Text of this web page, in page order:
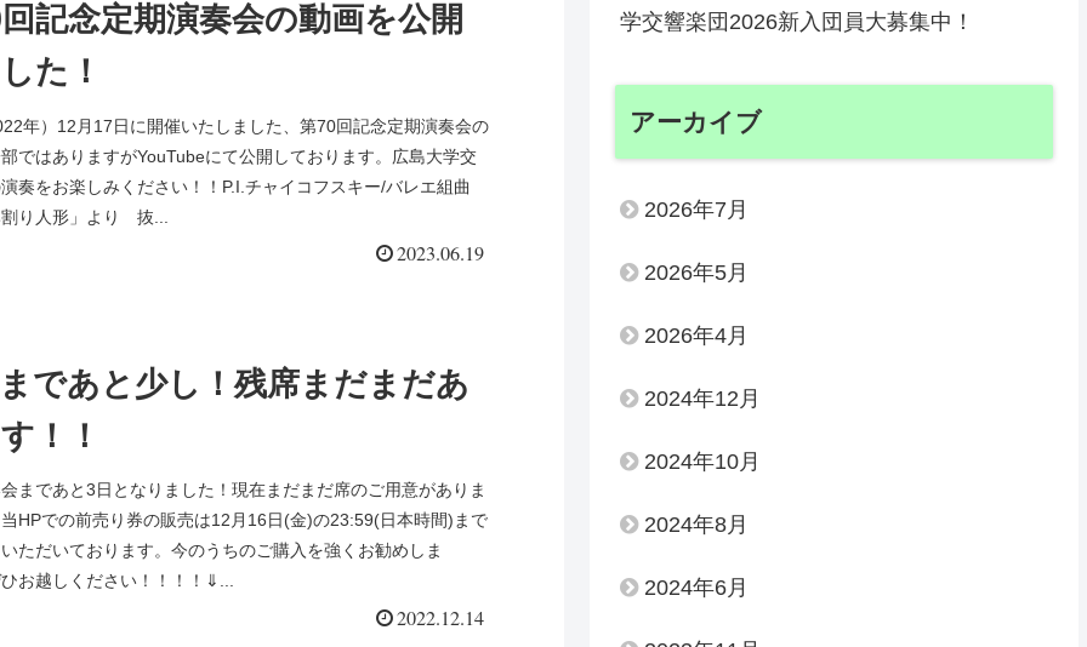
記念定期演奏会の動画を公開
た！
年）12月17日に開催いたしました、第70回記念定期演奏会の
ではありますがYouTubeにて公開しております。広島大学交
奏をお楽しみください！！P.I.チャイコフスキー/バレエ組曲
割り人形」より 抜...
2023.06.19
であと少し！残席まだまだあ
！！
まであと3日となりました！現在まだまだ席のご用意がありま
HPでの前売り券の販売は12月16日(金)の23:59(日本時間)まで
ただいております。今のうちのご購入を強くお勧めしま
お越しください！！！！⇓...
2022.12.14
学交響楽団2026新入団員大募集中！
アーカイブ
2026年7月
2026年5月
2026年4月
2024年12月
2024年10月
2024年8月
2024年6月